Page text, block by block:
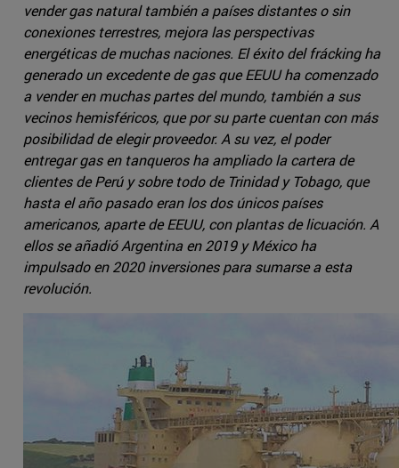
vender gas natural también a países distantes o sin
conexiones terrestres, mejora las perspectivas
energéticas de muchas naciones. El éxito del frácking ha
generado un excedente de gas que EEUU ha comenzado
a vender en muchas partes del mundo, también a sus
vecinos hemisféricos, que por su parte cuentan con más
posibilidad de elegir proveedor. A su vez, el poder
entregar gas en tanqueros ha ampliado la cartera de
clientes de Perú y sobre todo de Trinidad y Tobago, que
hasta el año pasado eran los dos únicos países
americanos, aparte de EEUU, con plantas de licuación. A
ellos se añadió Argentina en 2019 y México ha
impulsado en 2020 inversiones para sumarse a esta
revolución.